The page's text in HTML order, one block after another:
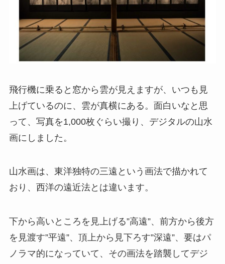
飛行機に乗ると窓から雲が見えますが、いつも見
上げているのに、雲が真横にある。面白いなと思
って、写真を1,000枚ぐらい撮り、デジタルの山水
画にしました。
山水画は、東洋独特の三遠という画法で描かれて
おり、西洋の遠近法とは違います。
下から高いところを見上げる”高遠”、前方から後方
を見渡す”平遠”、頂上から見下ろす”深遠”、要はパ
ノラマ的になっていて、その画法を踏襲してデジ